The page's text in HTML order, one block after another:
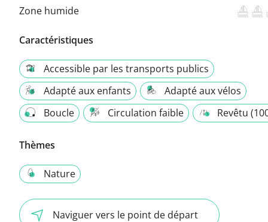
Zone humide
Caractéristiques
Accessible par les transports publics
Adapté aux enfants
Adapté aux vélos
Boucle
Circulation faible Revêtu
Thèmes
Nature
Naviguer vers le point de départ